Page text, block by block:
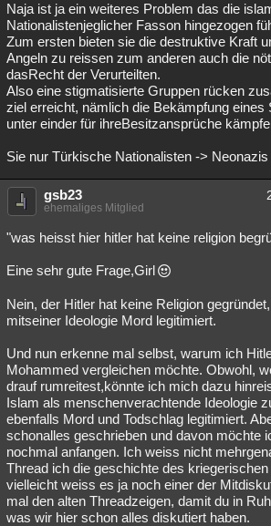
Naja ist ja ein weiteres Problem das die
Nationalistenjeglicher Fasson hingezogen
Zum ersten bieten sie die destruktive Kraft
Angeln zu reissen zum anderen auch die
dasRecht der Verurteilten.
Also eine stigmatisierte Gruppen rücken
ziel erreicht, nämlich die Bekämpfung eines
unter einder für ihreBesitzansprüche
Sie nur Türkische Nationalisten ->
gsb23
ehemaliges Mitglied
"was heisst hier hitler hat keine religion
Eine sehr gute Frage,Girl
Nein, der Hitler hat keine Religion
mitseiner Ideologie Mord legitimiert.
Und nun erkenne mal selbst, warum ich
Mohammed vergleichen möchte. Obwohl,
drauf rumreitest,könnte ich mich dazu
Islam als menschenverachtende Ideologie
ebenfalls Mord und Todschlag legitimiert.
schonalles geschrieben und davon möchte
nochmal anfangen. Ich weiss nicht
Thread ich die geschichte des
vielleicht weiss es ja noch einer der
mal den alten Threadzeigen, damit du in
was wir hier schon alles diskutiert haben.